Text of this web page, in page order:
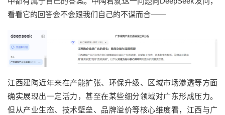
看看它的回答会不会跟我们自己的不谋而合——
江西建陶近年来在产能扩张、环保升级、区域市场渗透等方面
确实展现出一定活力，甚至在某些细分领域对广东形成压力。
但从产业生态、技术壁垒、品牌溢价等核心维度看，江西与广